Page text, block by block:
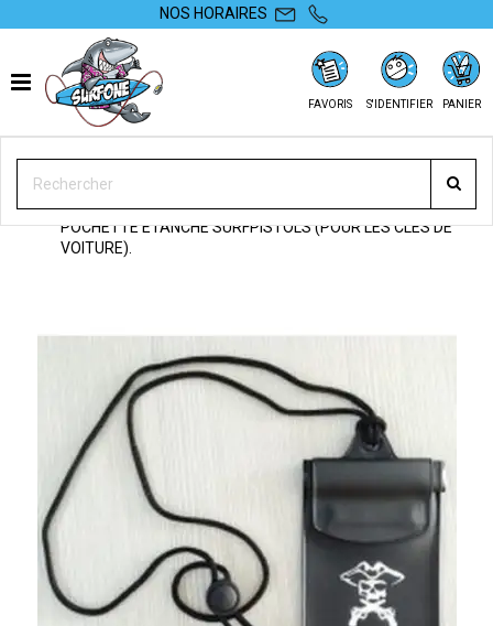
NOS HORAIRES
FAVORIS S'IDENTIFIER PANIER
POCHETTE ÉTANCHE
POCHETTE ÉTANCHE SURFPISTOLS (POUR LES CLÉS DE
VOITURE).